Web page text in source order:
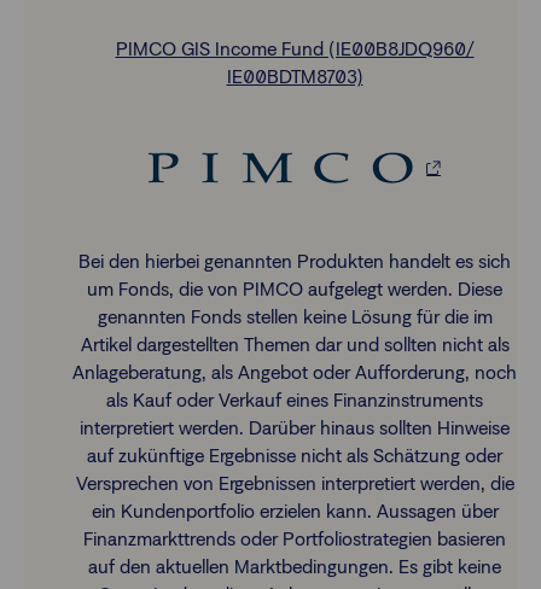
PIMCO GIS Income Fund (IE00B8JDQ960/
IE00BDTM8703)
Bei den hierbei genannten Produkten handelt es sich
um Fonds, die von PIMCO aufgelegt werden. Diese
genannten Fonds stellen keine Lösung für die im
Artikel dargestellten Themen dar und sollten nicht als
Anlageberatung, als Angebot oder Aufforderung, noch
als Kauf oder Verkauf eines Finanzinstruments
interpretiert werden. Darüber hinaus sollten Hinweise
auf zukünftige Ergebnisse nicht als Schätzung oder
Versprechen von Ergebnissen interpretiert werden, die
ein Kundenportfolio erzielen kann. Aussagen über
Finanzmarkttrends oder Portfoliostrategien basieren
auf den aktuellen Marktbedingungen. Es gibt keine